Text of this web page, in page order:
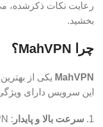
رعایت نکات ذکرشده،
بخشید.
چرا MahVPN؟
MahVPN یکی از
این سرویس دارای
سرعت بالا و پایدار